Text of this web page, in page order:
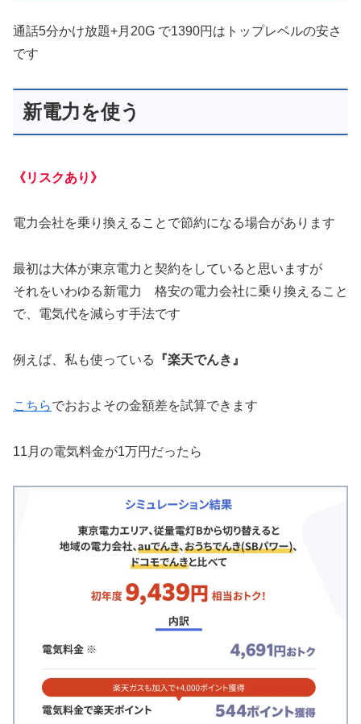
通話5分かけ放題+月20G で1390円はトップレベルの安さ
です
新電力を使う
《リスクあり》
電力会社を乗り換えることで節約になる場合があります
最初は大体が東京電力と契約をしていると思いますが
それをいわゆる新電力 格安の電力会社に乗り換えること
で、電気代を減らす手法です
例えば、私も使っている 『楽天でんき』
こちらでおおよその金額差を試算できます
11月の電気料金が1万円だったら